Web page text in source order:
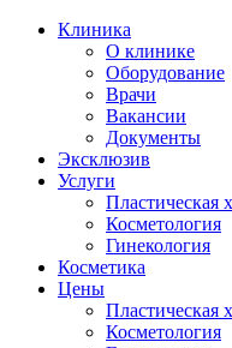
Клиника
О клинике
Оборудование
Врачи
Вакансии
Документы
Эксклюзив
Услуги
Пластическая
Косметология
Гинекология
Косметика
Цены
Пластическая
Косметология